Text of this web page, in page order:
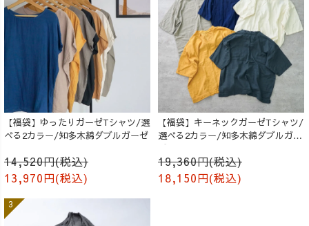
【福袋】ゆったりガーゼTシャツ/選
べる2カラー/知多木綿ダブルガーゼ
14,520円(税込)
13,970円(税込)
【福袋】キーネックガーゼTシャツ/
選べる2カラー/知多木綿ダブルガー
ゼ
19,360円(税込)
18,150円(税込)